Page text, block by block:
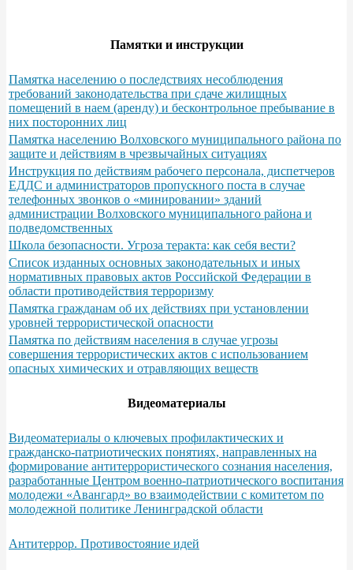
Памятки и инструкции
Памятка населению о последствиях несоблюдения
требований законодательства при сдаче жилищных
помещений в наем (аренду) и бесконтрольное пребывание в
них посторонних лиц
Памятка населению Волховского муниципального района по
защите и действиям в чрезвычайных ситуациях
Инструкция по действиям рабочего персонала, диспетчеров
ЕДДС и администраторов пропускного поста в случае
телефонных звонков о «минировании» зданий
администрации Волховского муниципального района и
подведомственных
Школа безопасности. Угроза теракта: как себя вести?
Список изданных основных законодательных и иных
нормативных правовых актов Российской Федерации в
области противодействия терроризму
Памятка гражданам об их действиях при установлении
уровней террористической опасности
Памятка по действиям населения в случае угрозы
совершения террористических актов с использованием
опасных химических и отравляющих веществ
Видеоматериалы
Видеоматериалы о ключевых профилактических и
гражданско-патриотических понятиях, направленных на
формирование антитеррористического сознания населения,
разработанные Центром военно-патриотического воспитания
молодежи «Авангард» во взаимодействии с комитетом по
молодежной политике Ленинградской области
Антитеррор. Противостояние идей